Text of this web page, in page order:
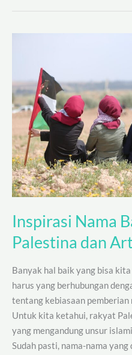
Inspirasi Nama
Palestina dan
Banyak hal baik yang bisa
harus yang berhubungan
tentang kebiasaan
Untuk kita ketahui, rakyat
yang mengandung unsur
Sudah pasti, nama-nama
Laki-
Palestina
Artinya